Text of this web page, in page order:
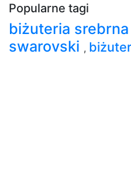
Popularne tagi
biżuteria srebrna
swarovski ,